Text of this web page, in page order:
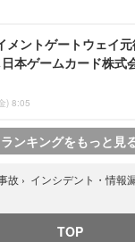
メントゲートウェイ
本ゲームカード株式
) 8:05
ランキングをもっと見
故 › インシデント・情報
TOP